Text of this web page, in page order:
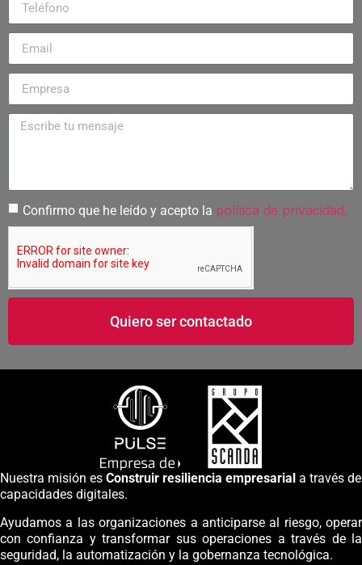
Confirmo que he leído y acepto la política de privacidad.
Quiero ser contactado
Nuestra misión es Construir resiliencia empresarial a través de
capacidades digitales.
Ayudamos a las organizaciones a anticiparse al riesgo, operar
con confianza y transformar sus operaciones a través de la
seguridad, la automatización y la gobernanza tecnológica.